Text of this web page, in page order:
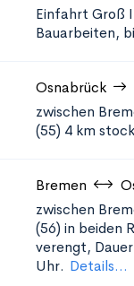
Einfahrt Groß
Bauarbeiten,
Osnabrück
zwischen
(55) 4 km
Bremen
zwischen
(56) in beiden
verengt,
Uhr. Details...